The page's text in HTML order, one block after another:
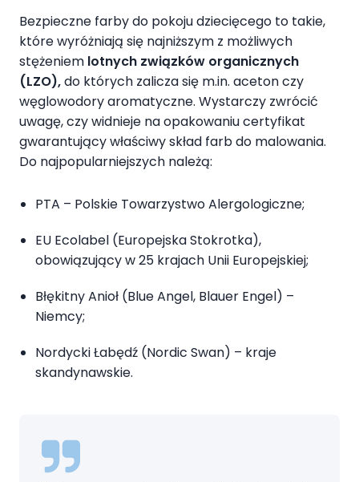
Bezpieczne farby do pokoju dziecięcego to takie,
które wyróżniają się najniższym z możliwych
stężeniem lotnych związków organicznych
(LZO),do których zalicza się m.in. aceton czy
węglowodory aromatyczne. Wystarczy zwrócić
uwagę, czy widnieje na opakowaniu certyfikat
gwarantujący właściwy skład farb do malowania.
Do najpopularniejszych należą:
PTA – Polskie Towarzystwo Alergologiczne;
EU Ecolabel (Europejska Stokrotka),
obowiązujący w 25 krajach Unii Europejskiej;
Błękitny Anioł (Blue Angel, Blauer Engel) –
Niemcy;
Nordycki Łabędź (Nordic Swan) – kraje
skandynawskie.